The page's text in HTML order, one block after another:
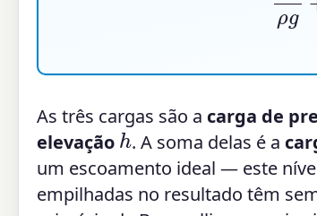
As três cargas são a carga de
elevaçãoh. A soma delas é a
um escoamento ideal — este
empilhadas no resultado têm